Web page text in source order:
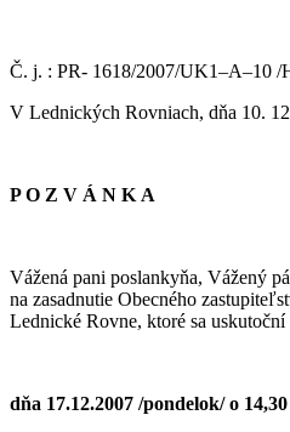
Č. j. : PR- 1618/2007/UK1–A–10 /
V Lednických Rovniach, dňa 10.
P O Z V Á N K A
Vážená pani poslankyňa, Vážený
na zasadnutie Obecného
Lednické Rovne, ktoré sa uskutoční
dňa 17.12.2007 /pondelok/ o